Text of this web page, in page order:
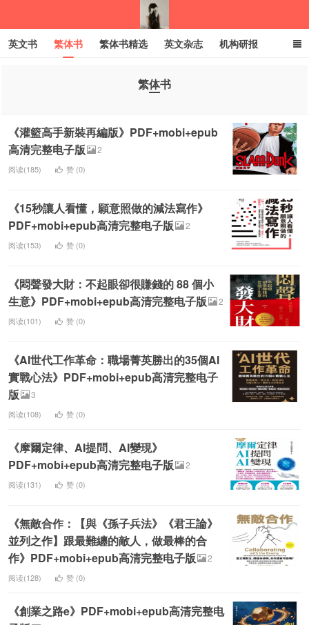
英文书 繁体书 繁体书精选 英文杂志 机构研报
繁体书
《灌籃高手新裝再編版》PDF+mobi+epub
高清完整电子版
2
阅读(185) 赞 (0)
《15秒讓人看懂，願意照做的減法寫作》
PDF+mobi+epub高清完整电子版
2
阅读(153) 赞 (0)
《悶聲發大財：不起眼卻很賺錢的 88 個小
生意》PDF+mobi+epub高清完整电子版
2
阅读(101) 赞 (0)
《AI世代工作革命：職場菁英勝出的35個AI
實戰心法》PDF+mobi+epub高清完整电子
版
3
阅读(108) 赞 (0)
《摩爾定律、AI提問、AI變現》
PDF+mobi+epub高清完整电子版
2
阅读(131) 赞 (0)
《無敵合作：【與《孫子兵法》《君王論》
並列之作】跟最難纏的敵人，做最棒的合
作》PDF+mobi+epub高清完整电子版
2
阅读(128) 赞 (0)
《創業之路e》PDF+mobi+epub高清完整电